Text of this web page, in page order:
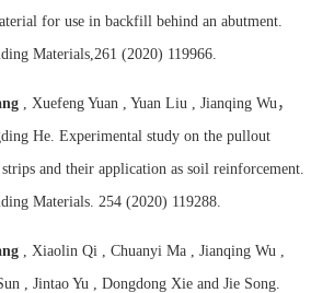
for use in backfill behind an abutment.
Materials,261 (2020) 119966.
, Xuefeng Yuan , Yuan Liu , Jianqing Wu ，
He. Experimental study on the pullout
and their application as soil reinforcement.
Materials. 254 (2020) 119288.
, Xiaolin Qi , Chuanyi Ma , Jianqing Wu ,
, Jintao Yu , Dongdong Xie and Jie Song.